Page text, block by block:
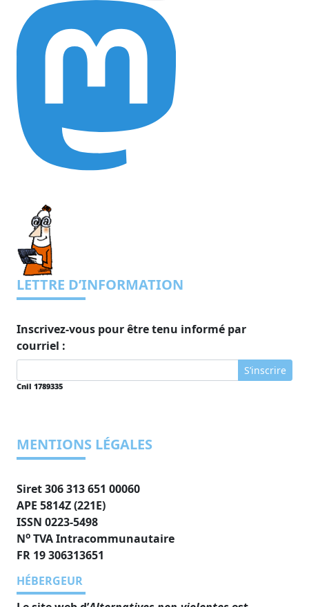
LETTRE D’INFORMATION
Inscrivez-vous pour être tenu informé par
courriel :
S’inscrire
Cnil 1789335
MENTIONS LÉGALES
Siret 306 313 651 00060
APE 5814Z (221E)
ISSN 0223-5498
No TVA Intracommunautaire
FR 19 306313651
HÉBERGEUR